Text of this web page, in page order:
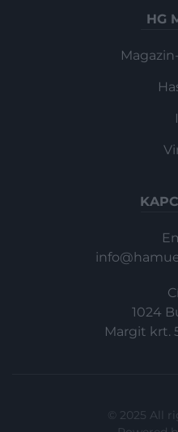
HG
1024
Margit krt.
© 2025 All